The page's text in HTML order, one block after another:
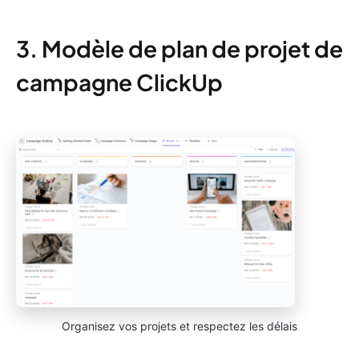
3. Modèle de plan de projet de
campagne ClickUp
Organisez vos projets et respectez les délais